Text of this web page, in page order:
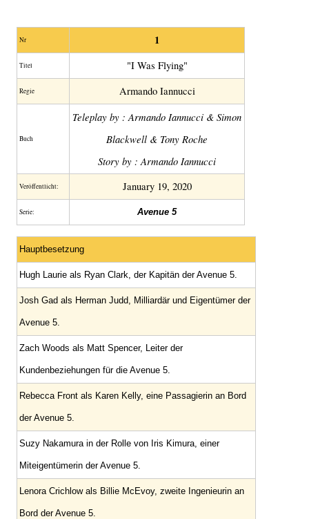
Nr 1
Titel "I Was Flying"
Regie Armando Iannucci
Buch
Teleplay by : Armando Iannucci & Simon
Blackwell & Tony Roche
Story by : Armando Iannucci
Veröffentlicht: January 19, 2020
Serie: Avenue 5
Hauptbesetzung
Hugh Laurie als Ryan Clark, der Kapitän der Avenue 5.
Josh Gad als Herman Judd, Milliardär und Eigentümer der
Avenue 5.
Zach Woods als Matt Spencer, Leiter der
Kundenbeziehungen für die Avenue 5.
Rebecca Front als Karen Kelly, eine Passagierin an Bord
der Avenue 5.
Suzy Nakamura in der Rolle von Iris Kimura, einer
Miteigentümerin der Avenue 5.
Lenora Crichlow als Billie McEvoy, zweite Ingenieurin an
Bord der Avenue 5.